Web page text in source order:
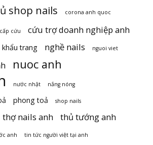
shop nails corona anh quoc
cấp cứu cứu trợ doanh nghiệp anh
khẩu trang nghề nails nguoi viet
nuoc anh
nước nhật nắng nóng
phong toả shop nails
thợ nails anh thủ tướng anh
anh tin tức người việt tại anh